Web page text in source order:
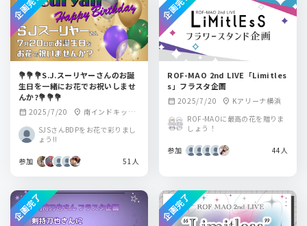
💐💐💐S.J.スーリヤーさんのお誕
生日を一緒にお花でお祝いしませ
んか?💐💐💐
calendar_month 2025/7/20 location_on 南インドキッチ
ン虎ノ門ヒルズ店
SJSさんBDPをお花で彩りまし
ょう!!
参加 51人
ROF-MAO 2nd LIVE「Limitles
s」フラスタ企画
calendar_month 2025/7/20 location_on Kアリーナ横浜
ROF-MAOに最高の花を贈りま
しょう！
参加 44人
企画完了 企画完了